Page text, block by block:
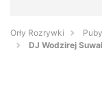
Orły Rozrywki
DJ Wodzirej